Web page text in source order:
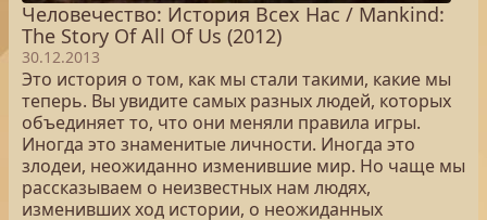
Человечество: История Всех Нас / Mankind:
The Story Of All Of Us (2012)
30.12.2013
Это история о том, как мы стали такими, какие мы
теперь. Вы увидите самых разных людей, которых
объединяет то, что они меняли правила игры.
Иногда это знаменитые личности. Иногда это
злодеи, неожиданно изменившие мир. Но чаще мы
рассказываем о неизвестных нам людях,
изменивших ход истории, о неожиданных